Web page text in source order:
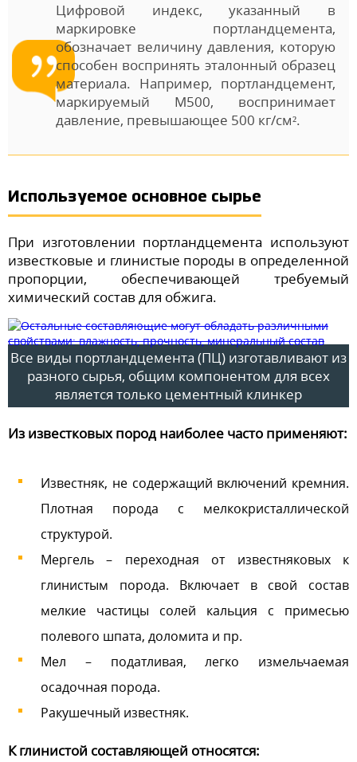
Цифровой индекс, указанный в
маркировке портландцемента,
обозначает величину давления, которую
способен воспринять эталонный образец
материала. Например, портландцемент,
маркируемый М500, воспринимает
давление, превышающее 500 кг/см².
Используемое основное сырье
При изготовлении портландцемента используют
известковые и глинистые породы в определенной
пропорции, обеспечивающей требуемый
химический состав для обжига.
Все виды портландцемента (ПЦ) изготавливают из
разного сырья, общим компонентом для всех
является только цементный клинкер
Из известковых пород наиболее часто применяют:
Известняк, не содержащий включений кремния.
Плотная порода с мелкокристаллической
структурой.
Мергель – переходная от известняковых к
глинистым порода. Включает в свой состав
мелкие частицы солей кальция с примесью
полевого шпата, доломита и пр.
Мел – податливая, легко измельчаемая
осадочная порода.
Ракушечный известняк.
К глинистой составляющей относятся: